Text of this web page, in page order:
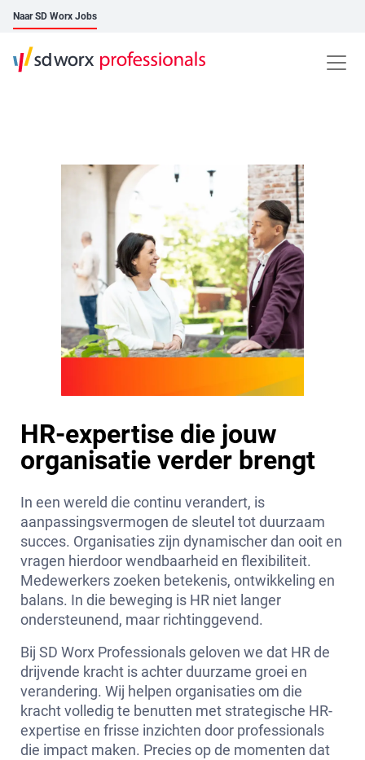
Naar SD Worx Jobs
HR-expertise die jouw
organisatie verder brengt
In een wereld die continu verandert, is
aanpassingsvermogen de sleutel tot duurzaam
succes. Organisaties zijn dynamischer dan ooit en
vragen hierdoor wendbaarheid en flexibiliteit.
Medewerkers zoeken betekenis, ontwikkeling en
balans. In die beweging is HR niet langer
ondersteunend, maar richtinggevend.
Bij SD Worx Professionals geloven we dat HR de
drijvende kracht is achter duurzame groei en
verandering. Wij helpen organisaties om die
kracht volledig te benutten met strategische HR-
expertise en frisse inzichten door professionals
die impact maken. Precies op de momenten dat